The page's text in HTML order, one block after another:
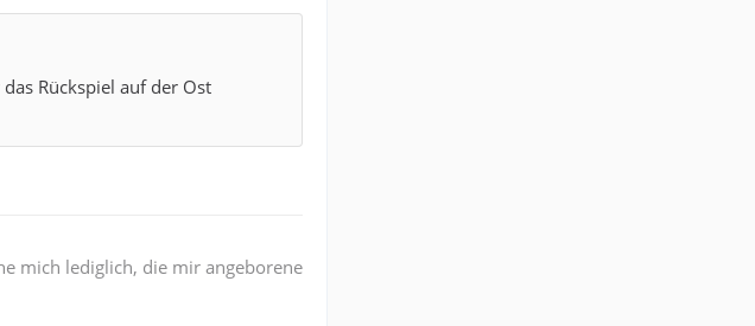
Rückspiel auf der Ost
mich lediglich, die mir angeborene